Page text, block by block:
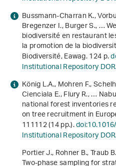
Bussmann-Charran K.,
Bregenzer I., Burger S., …
biodiversité en restaurant
la promotion de la
Biodiversité, Eawag. 124 p.
Institutional Repository
König L.A., Mohren F.,
Cienciala E., Flury R., …
national forest inventories
on tree recruitment in
111112 (14 pp.).
Institutional Repository
Portier J., Rohner B., Traub